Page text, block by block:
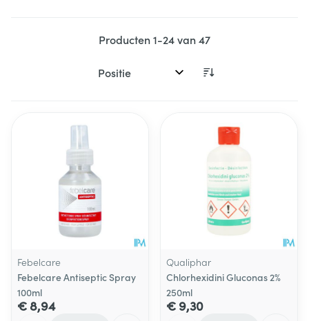
Producten1-24van47
Sorteer op:
Febelcare
Febelcare Antiseptic Spray
100ml
€ 8,94
Qualiphar
Chlorhexidini Gluconas 2%
250ml
€ 9,30